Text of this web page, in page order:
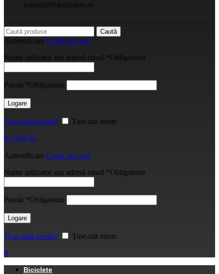
contact@bikefusion.ro
Caută
Autentificare Creați un cont
Nume utilizator sau adresă email *Obligatoriu
Parola *Obligatoriu
Logare
Ți-ai uitat parola?
Ține-mă minte
0 / 0,00 lei
Autentificare Creați un cont
Nume utilizator sau adresă email *Obligatoriu
Parola *Obligatoriu
Logare
Ți-ai uitat parola?
Ține-mă minte
0
Biciclete